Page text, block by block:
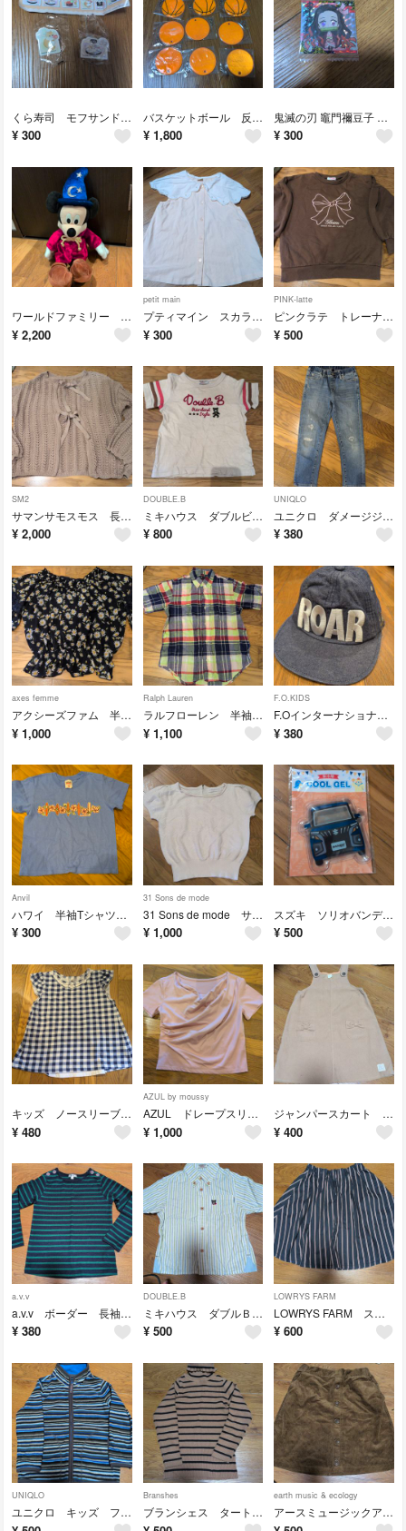
くら寿司 モフサンド アクリルステッカー 2個セット
¥ 300
バスケットボール 反射 キーホルダー 12個セット
¥ 1,800
鬼滅の刃 竈門禰豆子 ホログラムシール
¥ 300
ワールドファミリー DWE ミッキーマウス 魔法使い ぬいぐるみ
¥ 2,200
petit main
プティマイン スカラップ襟 タンクトップ ブラウス 130cm
¥ 300
PINK-latte
ピンクラテ トレーナー XS 130cm リボン かわいい
¥ 500
SM2
サマンサモスモス 長袖 ニット 2way リボン フリーサイズ
¥ 2,000
DOUBLE.B
ミキハウス ダブルビー 半袖Tシャツ 110cm
¥ 800
UNIQLO
ユニクロ ダメージジーンズ デニム 120cm
¥ 380
axes femme
アクシーズファム 半袖 花柄 フリフリ レース かわいい Mサイズ
¥ 1,000
Ralph Lauren
ラルフローレン 半袖 チェック柄 シャツ 120cm
¥ 1,100
F.O.KIDS
F.Oインターナショナル ベビー フラット キャップ 帽子 48-50
¥ 380
Anvil
ハワイ 半袖Tシャツ 120cm程度 ハイビスカス ブルー
¥ 300
31 Sons de mode
31 Sons de mode サマーニット S 36サイズ 半袖
¥ 1,000
スズキ ソリオバンディット 保冷剤 クールジェル
¥ 500
キッズ ノースリーブ シャツ リボン チェック柄 140cm
¥ 480
AZUL by moussy
AZUL ドレープスリーブ 半袖 ピンク シャツ
¥ 1,000
ジャンパースカート リボン ポケット 120cm
¥ 400
a.v.v
a.v.v ボーダー 長袖 120cm
¥ 380
DOUBLE.B
ミキハウス ダブルＢ ストライプ シャツ 100cm 半袖
¥ 500
LOWRYS FARM
LOWRYS FARM スカート ボーダー フリーサイズ
¥ 600
UNIQLO
ユニクロ キッズ フリースジャケット ボーダー 110cm
Branshes
ブランシェス タートル ボーダー セーター 120cm
earth music & ecology
アースミュージックアンドエコロジー コーデュロイ スカート Mサイズ